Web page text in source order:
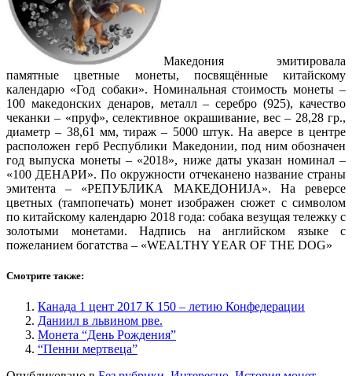
Македония эмитировала
памятные цветные монеты, посвящённые китайскому
календарю «Год собаки». Номинальная стоимость монеты –
100 македонских денаров, металл – серебро (925), качество
чеканки – «пруф», селективное окрашивание, вес – 28,28 гр.,
диаметр – 38,61 мм, тираж – 5000 штук. На аверсе в центре
расположен герб Республики Македонии, под ним обозначен
год выпуска монеты – «2018», ниже даты указан номинал –
«100 ДЕНАРИ». По окружности отчеканено название страны
эмитента – «РЕПУБЛИКА МАКЕДОНИJA». На реверсе
цветных (тампопечать) монет изображен сюжет с символом
по китайскому календарю 2018 года: собака везущая тележку с
золотыми монетами. Надпись на английском языке с
пожеланием богатства – «WEALTHY YEAR OF THE DOG»
Смотрите также:
Канада 1 цент 2017 К 150 – летию Конфедерации
Даниил в львином рве.
Монета “День Рождения”
“Пенни мертвеца”